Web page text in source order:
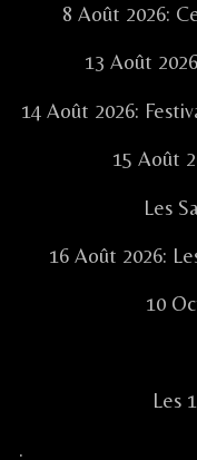
8 Août 2026:
13 Août
14 Août 2026:
15 Août
Les
16 Août 2026:
10
Les
.